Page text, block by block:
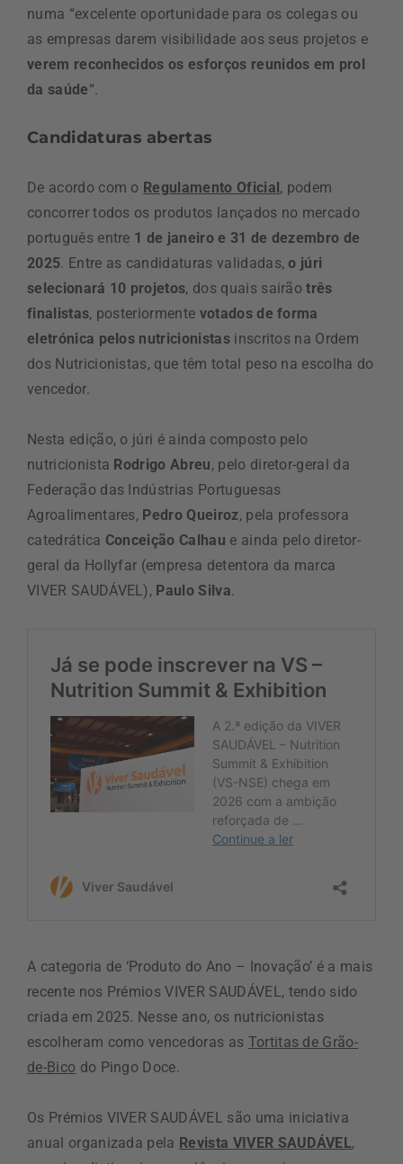
numa “excelente oportunidade para os colegas ou
as empresas darem visibilidade aos seus projetos e
verem reconhecidos os esforços reunidos em prol
da saúde“.
Candidaturas abertas
De acordo com o Regulamento Oficial, podem
concorrer todos os produtos lançados no mercado
português entre 1 de janeiro e 31 de dezembro de
2025. Entre as candidaturas validadas,o júri
selecionará 10 projetos, dos quais sairão três
finalistas, posteriormente votados de forma
eletrónica pelos nutricionistas inscritos na Ordem
dos Nutricionistas, que têm total peso na escolha do
vencedor.
Nesta edição, o júri é ainda composto pelo
nutricionista Rodrigo Abreu, pelo diretor-geral da
Federação das Indústrias Portuguesas
Agroalimentares, Pedro Queiroz, pela professora
catedrática Conceição Calhau e ainda pelo diretor-
geral da Hollyfar (empresa detentora da marca
VIVER SAUDÁVEL), Paulo Silva.
A categoria de ‘Produto do Ano – Inovação’ é a mais
recente nos Prémios VIVER SAUDÁVEL, tendo sido
criada em 2025. Nesse ano, os nutricionistas
escolheram como vencedoras as Tortitas de Grão-
de-Bico do Pingo Doce.
Os Prémios VIVER SAUDÁVEL são uma iniciativa
anual organizada pela Revista VIVER SAUDÁVEL,